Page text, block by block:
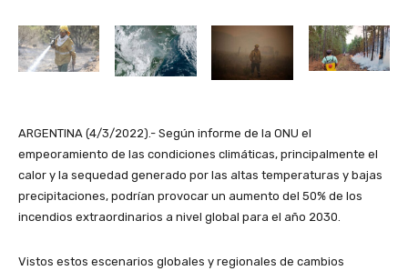
ARGENTINA (4/3/2022).- Según informe de la ONU el
empeoramiento de las condiciones climáticas, principalmente el
calor y la sequedad generado por las altas temperaturas y bajas
precipitaciones, podrían provocar un aumento del 50% de los
incendios extraordinarios a nivel global para el año 2030.
Vistos estos escenarios globales y regionales de cambios